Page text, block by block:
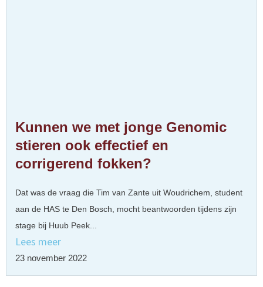
Kunnen we met jonge Genomic
stieren ook effectief en
corrigerend fokken?
Dat was de vraag die Tim van Zante uit Woudrichem, student
aan de HAS te Den Bosch, mocht beantwoorden tijdens zijn
stage bij Huub Peek...
Lees meer
23 november 2022